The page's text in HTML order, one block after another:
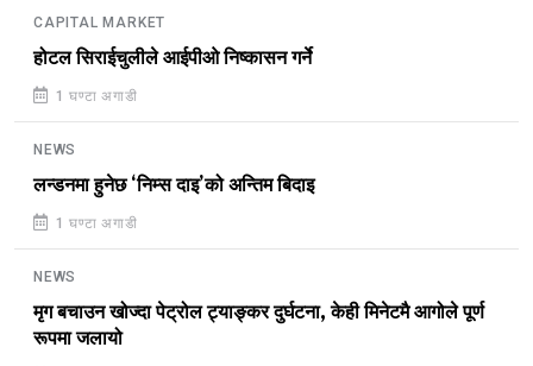
CAPITAL MARKET
होटल सिराईचुलीले आईपीओ निष्कासन गर्ने
1 घण्टा अगाडी
NEWS
लन्डनमा हुनेछ ‘निम्स दाइ’को अन्तिम बिदाइ
1 घण्टा अगाडी
NEWS
मृग बचाउन खोज्दा पेट्रोल ट्याङ्कर दुर्घटना, केही मिनेटमै आगोले पूर्ण
रूपमा जलायो